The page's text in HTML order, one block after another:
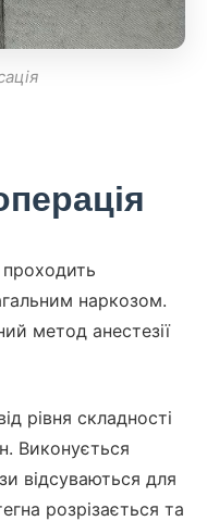
наркозом.
метод анестезії
рівня складності
Виконується
відсуваються для
розрізається та